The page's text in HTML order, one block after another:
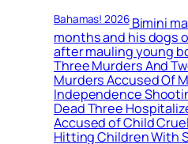
Bahamas! 2026Bimini
months and his dogs
after mauling young
Three Murders And
Murders Accused Of
Independence
Dead Three
Accused of Child
Hitting Children With